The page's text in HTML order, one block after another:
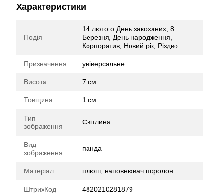
Характеристики
Подія
14 лютого День закоханих, 8
Березня, День народження,
Корпоратив, Новий рік, Різдво
Призначення універсальне
Висота 7 см
Товщина 1 см
Тип
зображення
Світлина
Вид
зображення
панда
Матеріал плюш, наповнювач поролон
ШтрихКод 4820210281879